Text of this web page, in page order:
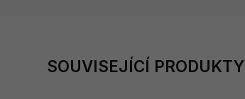
SOUVISEJÍCÍ PRODUKTY